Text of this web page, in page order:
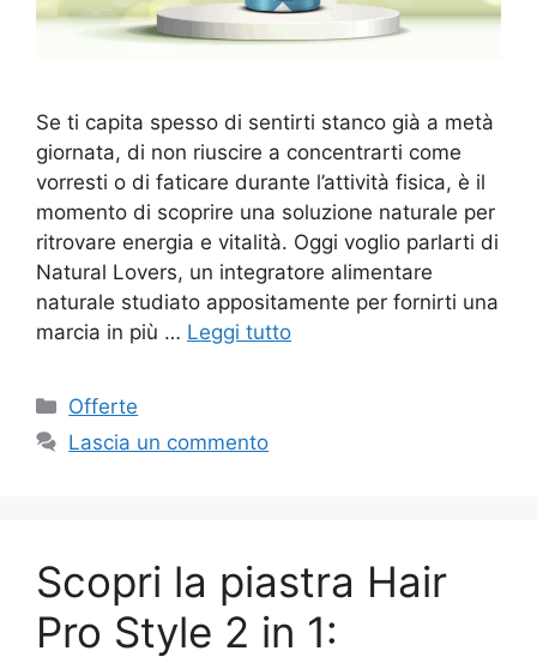
Se ti capita spesso di sentirti stanco già a metà
giornata, di non riuscire a concentrarti come
vorresti o di faticare durante l’attività fisica, è il
momento di scoprire una soluzione naturale per
ritrovare energia e vitalità. Oggi voglio parlarti di
Natural Lovers, un integratore alimentare
naturale studiato appositamente per fornirti una
marcia in più … Leggi tutto
Categorie
Offerte
Lascia un commento
Scopri la piastra Hair
Pro Style 2 in 1: